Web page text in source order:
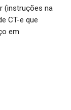
(instruções na
CT-e que
em